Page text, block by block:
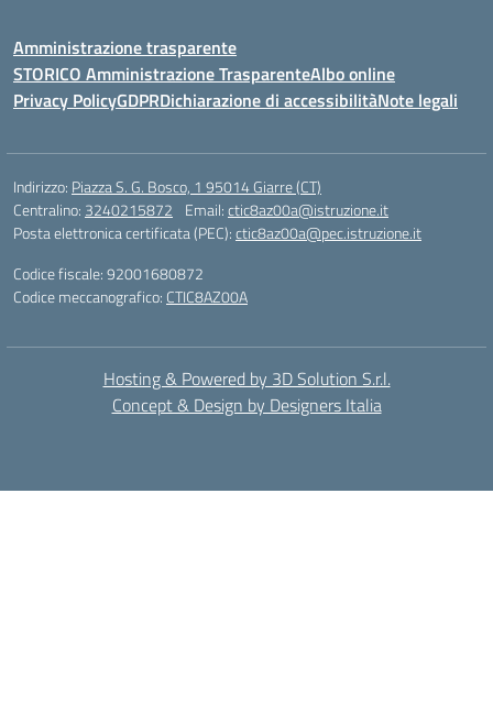
Amministrazione trasparente
STORICO Amministrazione TrasparenteAlbo online
Privacy PolicyGDPRDichiarazione di accessibilitàNote legali
Indirizzo: Piazza S. G. Bosco, 1 95014 Giarre (CT)
Centralino: 3240215872 Email:ctic8az00a@istruzione.it
Posta elettronica certificata (PEC):ctic8az00a@pec.istruzione.it
Codice fiscale: 92001680872
Codice meccanografico: CTIC8AZ00A
Hosting & Powered by 3D Solution S.r.l.
Concept & Design by Designers Italia